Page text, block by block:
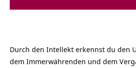
Durch den Intellekt erkennst du den
dem Immerwährenden und dem